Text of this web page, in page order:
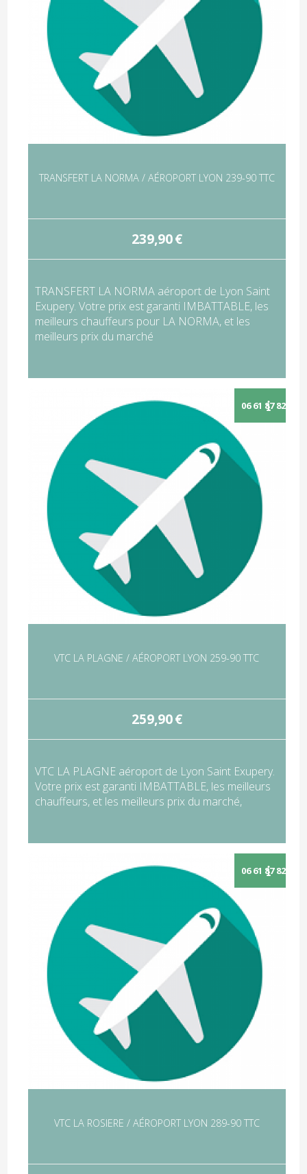
TRANSFERT LA NORMA / AÉROPORT LYON 239-90 TTC
239,90€
TRANSFERT LA NORMA aéroport de Lyon Saint
Exupery. Votre prix est garanti IMBATTABLE, les
meilleurs chauffeurs pour LA NORMA, et les
meilleurs prix du marché
VTC LA PLAGNE / AÉROPORT LYON 259-90 TTC
259,90€
VTC LA PLAGNE aéroport de Lyon Saint Exupery.
Votre prix est garanti IMBATTABLE, les meilleurs
chauffeurs, et les meilleurs prix du marché,
VTC LA ROSIERE / AÉROPORT LYON 289-90 TTC